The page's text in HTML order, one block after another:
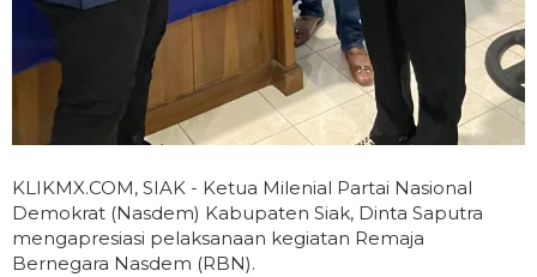
KLIKMX.COM, SIAK - Ketua Milenial Partai Nasional
Demokrat (Nasdem) Kabupaten Siak, Dinta Saputra
mengapresiasi pelaksanaan kegiatan Remaja
Bernegara Nasdem (RBN).